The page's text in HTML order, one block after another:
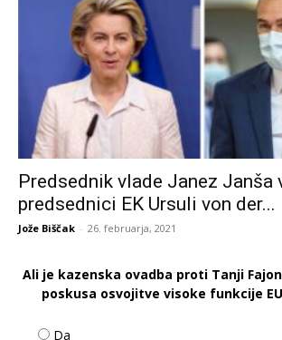
Predsednik vlade Janez Janša
predsednici EK Ursuli von der...
Jože Biščak - 26. februarja, 2021
Ali je kazenska ovadba proti Tanji
poskusa osvojitve visoke funkcije
Da